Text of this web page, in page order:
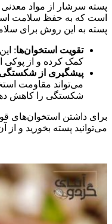
پسته سرشار از مواد
است که به حفظ سلامت
پسته به این روش برای
تقویت استخوان‌ها:
کمک کرده و از پوکی
پیشگیری از
می‌تواند مقاومت
شکستگی را کاهش
برای داشتن استخوان‌های
می‌توانید پسته بخورید و از